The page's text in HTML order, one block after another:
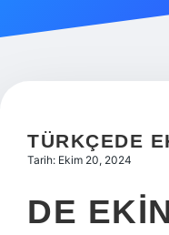
Hakkımızda
TÜRKÇEDE
Tarih: Ekim 20, 2024
DE